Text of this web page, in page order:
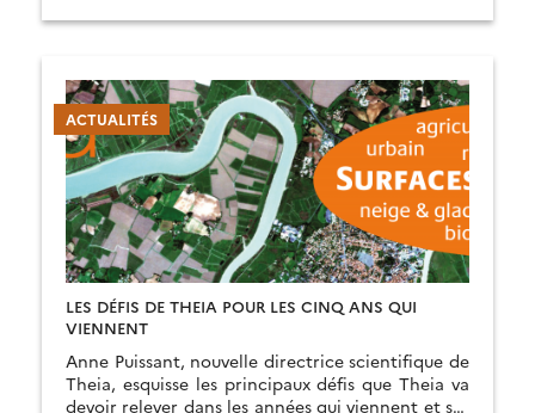
ACTUALITÉS
LES DÉFIS DE THEIA POUR LES CINQ ANS QUI
VIENNENT
Anne Puissant, nouvelle directrice scientifique de
Theia, esquisse les principaux défis que Theia va
devoir relever dans les années qui viennent et ses